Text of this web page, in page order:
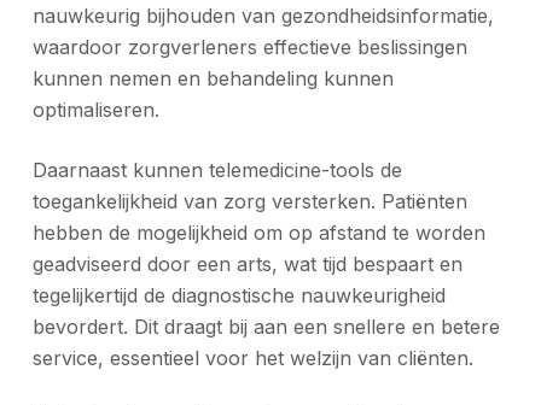
nauwkeurig bijhouden van gezondheidsinformatie,
waardoor zorgverleners effectieve beslissingen
kunnen nemen en behandeling kunnen
optimaliseren.
Daarnaast kunnen telemedicine-tools de
toegankelijkheid van zorg versterken. Patiënten
hebben de mogelijkheid om op afstand te worden
geadviseerd door een arts, wat tijd bespaart en
tegelijkertijd de diagnostische nauwkeurigheid
bevordert. Dit draagt bij aan een snellere en betere
service, essentieel voor het welzijn van cliënten.